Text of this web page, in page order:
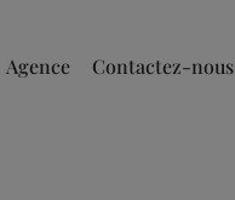
Agence Contactez-nous